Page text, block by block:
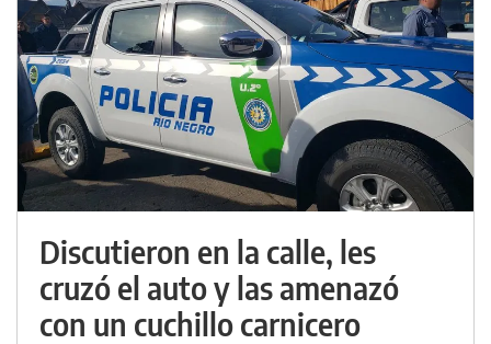
Discutieron en la calle, les
cruzó el auto y las amenazó
con un cuchillo carnicero